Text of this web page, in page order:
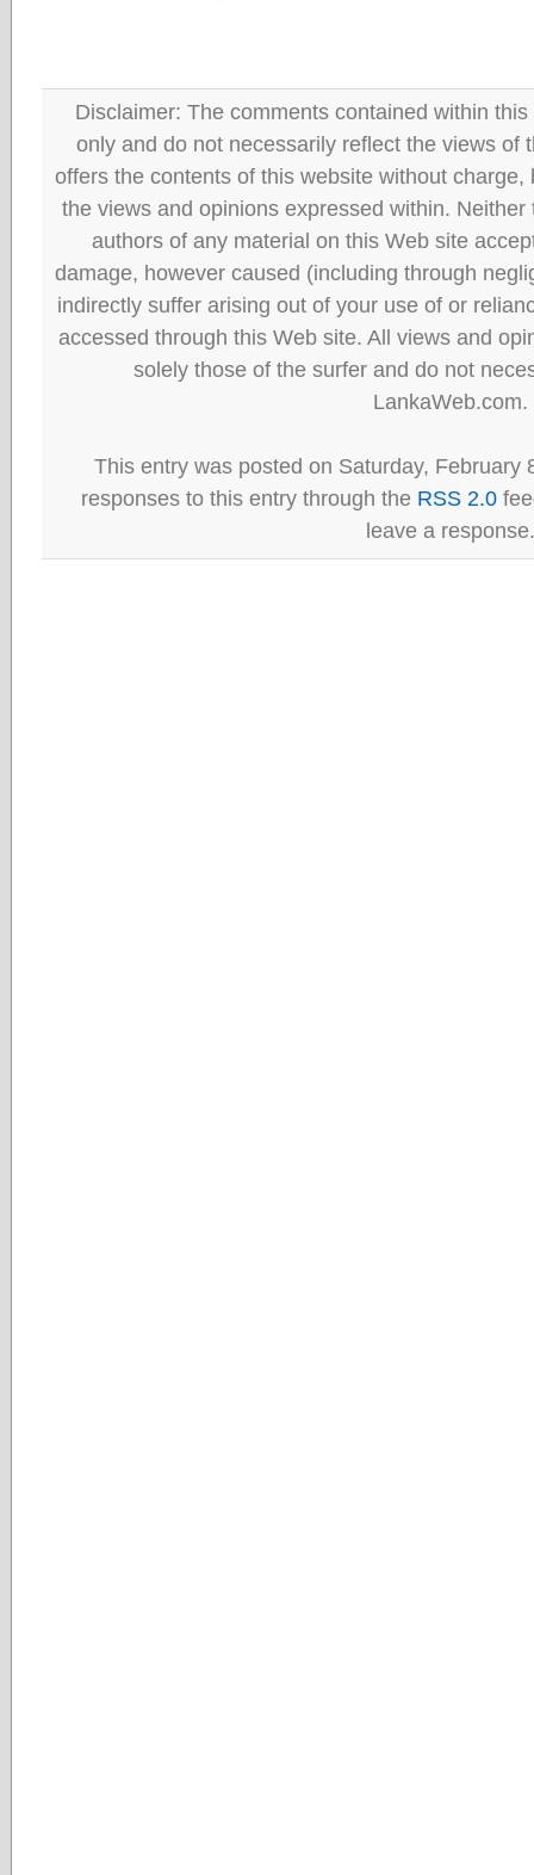
Disclaimer: The comments contained within
only and do not necessarily reflect the views of
offers the contents of this website without
the views and opinions expressed within.
authors of any material on this Web site
damage, however caused (including through
indirectly suffer arising out of your use of or
accessed through this Web site. All views and
solely those of the surfer and do not
LankaWeb.com.
This entry was posted on Saturday, February
responses to this entry through the RSS 2.0
leave a response.